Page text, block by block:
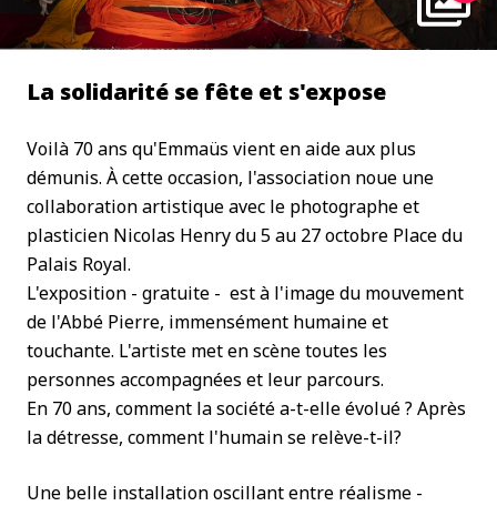
La solidarité se fête et s'expose
Voilà 70 ans qu'Emmaüs vient en aide aux plus
démunis. À cette occasion, l'association noue une
collaboration artistique avec le photographe et
plasticien Nicolas Henry du 5 au 27 octobre Place du
Palais Royal.
L'exposition - gratuite - est à l'image du mouvement
de l'Abbé Pierre, immensément humaine et
touchante. L'artiste met en scène toutes les
personnes accompagnées et leur parcours.
En 70 ans, comment la société a-t-elle évolué ? Après
la détresse, comment l'humain se relève-t-il?
Une belle installation oscillant entre réalisme -